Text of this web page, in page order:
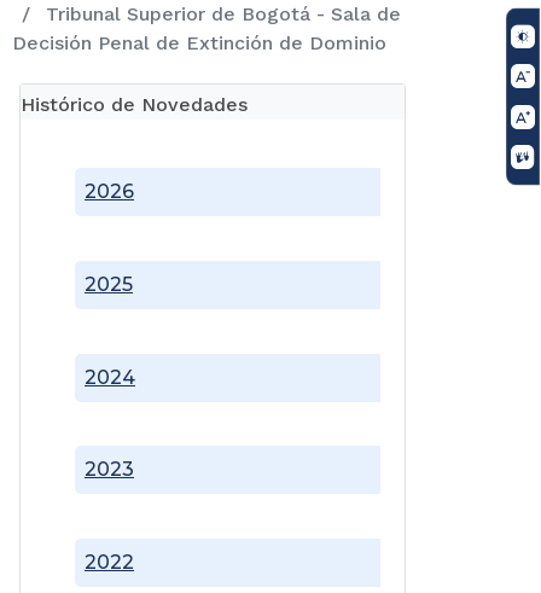
Tribunal Superior de Bogotá - Sala de
Decisión Penal de Extinción de Dominio
Histórico de Novedades
2022
2023
2024
2025
2026